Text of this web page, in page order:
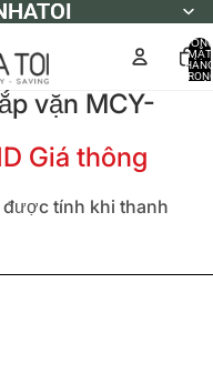
MẶT
vặn MCY-
Giá thông
tính khi thanh